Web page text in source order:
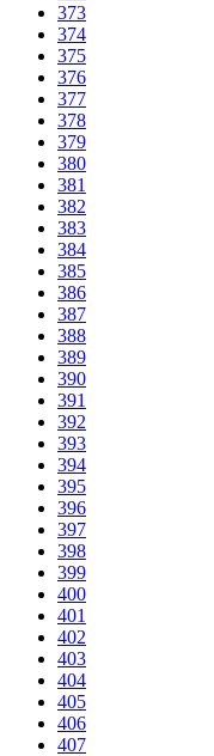
373
374
375
376
377
378
379
380
381
382
383
384
385
386
387
388
389
390
391
392
393
394
395
396
397
398
399
400
401
402
403
404
405
406
407